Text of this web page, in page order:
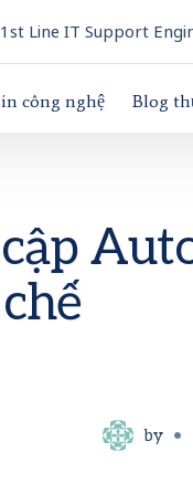
Line IT Support
công nghệ Blog
by